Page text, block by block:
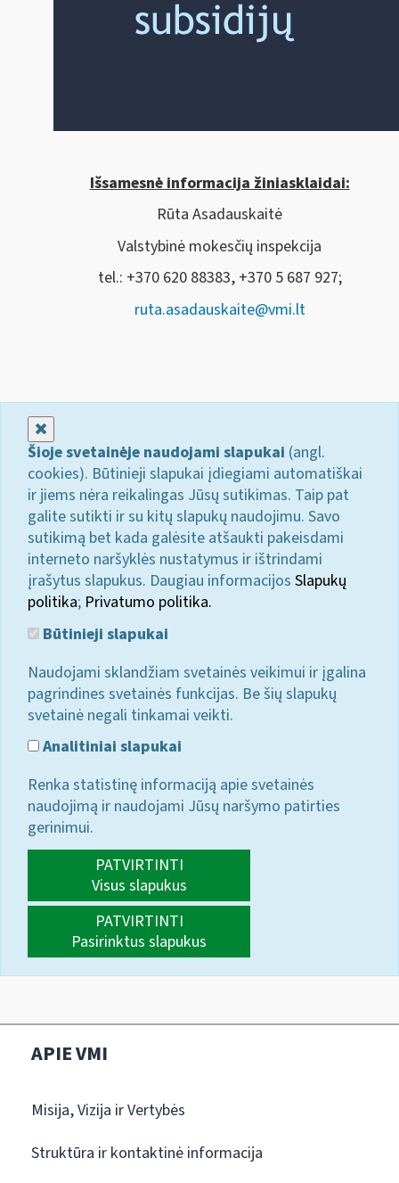
Išsamesnė informacija žiniasklaidai:
Rūta Asadauskaitė
Valstybinė mokesčių inspekcija
tel.: +370 620 88383, +370 5 687 927;
ruta.asadauskaite@vmi.lt
Šioje svetainėje naudojami slapukai (angl.
cookies). Būtinieji slapukai įdiegiami automatiškai
ir jiems nėra reikalingas Jūsų sutikimas. Taip pat
galite sutikti ir su kitų slapukų naudojimu. Savo
sutikimą bet kada galėsite atšaukti pakeisdami
interneto naršyklės nustatymus ir ištrindami
įrašytus slapukus. Daugiau informacijos Slapukų
politika; Privatumo politika.
Būtinieji slapukai
Naudojami sklandžiam svetainės veikimui ir įgalina
pagrindines svetainės funkcijas. Be šių slapukų
svetainė negali tinkamai veikti.
Analitiniai slapukai
Renka statistinę informaciją apie svetainės
naudojimą ir naudojami Jūsų naršymo patirties
gerinimui.
PATVIRTINTI
Visus slapukus
PATVIRTINTI
Pasirinktus slapukus
APIE VMI
Misija, Vizija ir Vertybės
Struktūra ir kontaktinė informacija